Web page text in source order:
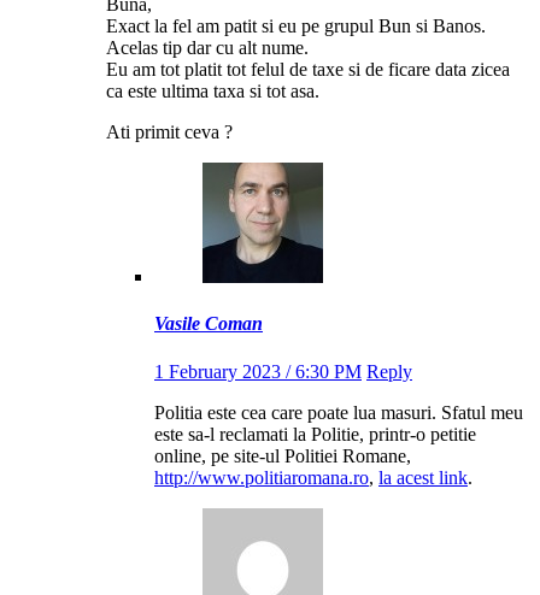
Buna,
Exact la fel am patit si eu pe grupul Bun si Banos.
Acelas tip dar cu alt nume.
Eu am tot platit tot felul de taxe si de ficare data zicea
ca este ultima taxa si tot asa.
Ati primit ceva ?
Vasile Coman
1 February 2023 / 6:30 PM Reply
Politia este cea care poate lua masuri. Sfatul meu
este sa-l reclamati la Politie, printr-o petitie
online, pe site-ul Politiei Romane,
http://www.politiaromana.ro, la acest link.